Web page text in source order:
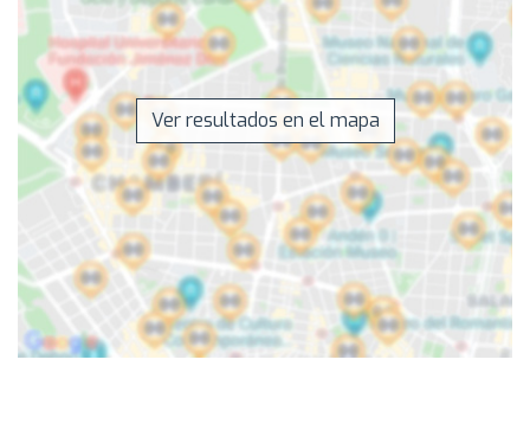
Ver resultados en el mapa